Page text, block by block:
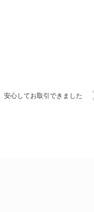
安心してお取引できました